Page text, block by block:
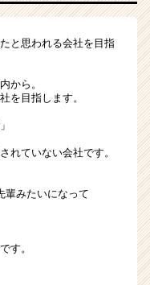
と思われる会社を目指
から。
を目指します。
れていない会社です。
輩みたいになって
す。